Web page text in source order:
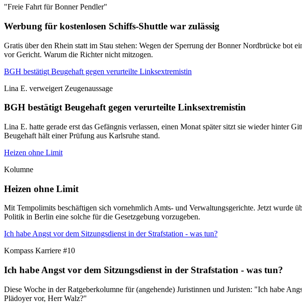
"Freie Fahrt für Bonner Pendler"
Werbung für kostenlosen Schiffs-Shuttle war zulässig
Gratis über den Rhein statt im Stau stehen: Wegen der Sperrung der Bonner Nordbrücke
vor Gericht. Warum die Richter nicht mitzogen.
BGH bestätigt Beugehaft gegen verurteilte Linksextremistin
Lina E. verweigert Zeugenaussage
BGH bestätigt Beugehaft gegen verurteilte Linksextremistin
Lina E. hatte gerade erst das Gefängnis verlassen, einen Monat später sitzt sie wieder hinter
Beugehaft hält einer Prüfung aus Karlsruhe stand.
Heizen ohne Limit
Kolumne
Heizen ohne Limit
Mit Tempolimits beschäftigen sich vornehmlich Amts- und Verwaltungsgerichte. Jetzt wurde
Politik in Berlin eine solche für die Gesetzgebung vorzugeben.
Ich habe Angst vor dem Sitzungsdienst in der Strafstation - was tun?
Kompass Karriere #10
Ich habe Angst vor dem Sitzungsdienst in der Strafstation - was tun?
Diese Woche in der Ratgeberkolumne für (angehende) Juristinnen und Juristen: "Ich habe
Plädoyer vor, Herr Walz?"